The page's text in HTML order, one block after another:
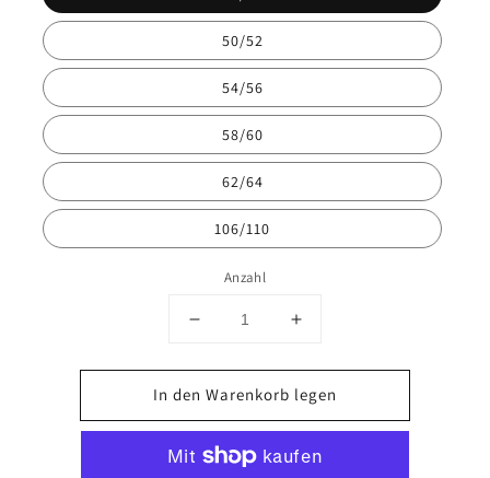
50/52
54/56
58/60
62/64
106/110
Anzahl
Verringere
Menge
für
HF
Überhose
Bayern
Erhöhe
Menge
für
HF
Bayern
In den Warenkorb legen